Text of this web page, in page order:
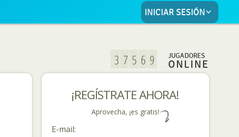
INICIAR SESIÓN
JUGADORES
ONLINE
¡REGÍSTRATE AHORA!
Aprovecha, ¡es gratis!
E-mail: